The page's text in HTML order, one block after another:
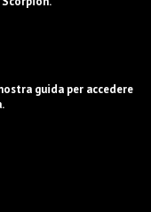
guida per accedere